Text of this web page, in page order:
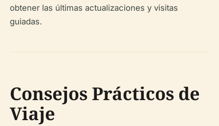
obtener las últimas actualizaciones y visitas
guiadas.
Consejos Prácticos de
Viaje